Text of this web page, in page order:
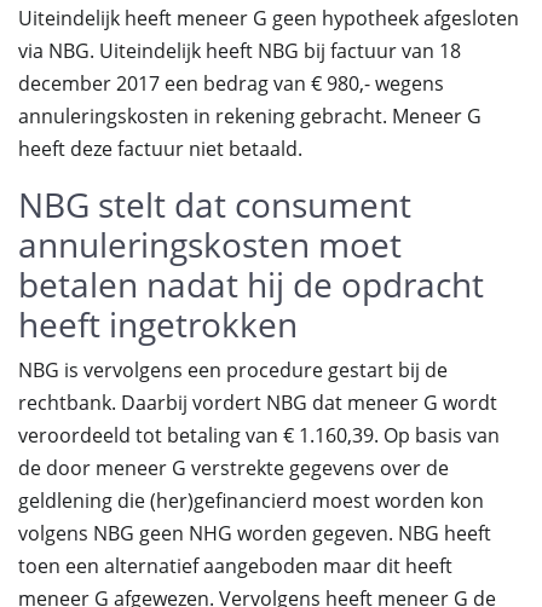
Uiteindelijk heeft meneer G geen hypotheek afgesloten
via NBG. Uiteindelijk heeft NBG bij factuur van 18
december 2017 een bedrag van € 980,- wegens
annuleringskosten in rekening gebracht. Meneer G
heeft deze factuur niet betaald.
NBG stelt dat consument
annuleringskosten moet
betalen nadat hij de opdracht
heeft ingetrokken
NBG is vervolgens een procedure gestart bij de
rechtbank. Daarbij vordert NBG dat meneer G wordt
veroordeeld tot betaling van € 1.160,39. Op basis van
de door meneer G verstrekte gegevens over de
geldlening die (her)gefinancierd moest worden kon
volgens NBG geen NHG worden gegeven. NBG heeft
toen een alternatief aangeboden maar dit heeft
meneer G afgewezen. Vervolgens heeft meneer G de